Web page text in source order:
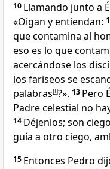
10 Llamando junto a
«Oigan y entiendan:
que contamina al
eso es lo que
acercándose los
los fariseos se
palabras[f]?». 13 Pero
Padre celestial no
14 Déjenlos; son
guía a otro ciego,
15 Entonces Pedro